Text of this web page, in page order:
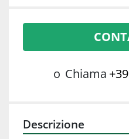
o Chiama
Descrizione